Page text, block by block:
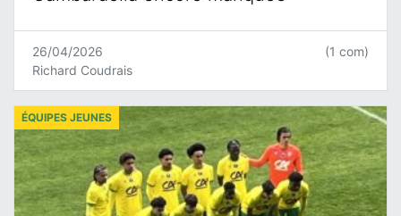
26/04/2026
Richard Coudrais
(1 com)
ÉQUIPES JEUNES